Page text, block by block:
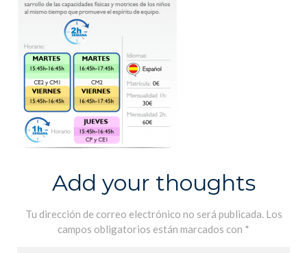
Add your thoughts
Tu dirección de correo electrónico no será publicada. Los
campos obligatorios están marcados con *